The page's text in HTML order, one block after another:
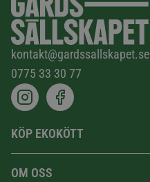
kontakt@gardssallskapet.se
0775 33 30 77
KÖP EKOKÖTT
OM OSS